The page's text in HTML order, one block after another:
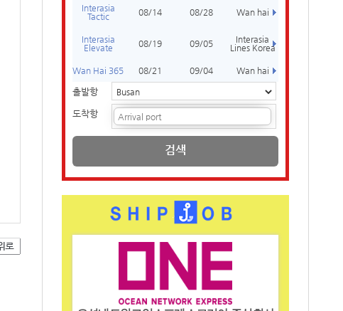
Interasia
Tactic
08/14 08/28 Wan hai
Interasia
Elevate
08/19 09/05
Interasia
Lines Korea
Wan Hai 365 08/21 09/04 Wan hai
출발항
도착항
검색